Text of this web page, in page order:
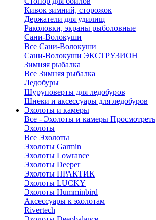
Кивок зимний, сторожок
Держатели для удилищ
Раколовки, экраны рыболовные
Сани-Волокуши
Все Сани-Волокуши
Сани-Волокуши ЭКСТРУЗИОН
Зимняя рыбалка
Все Зимняя рыбалка
Ледобуры
Шуруповерты для ледобуров
Шнеки и аксессуары для ледобуров
Эхолоты и камеры
Все - Эхолоты и камеры Просмотреть
Эхолоты
Все Эхолоты
Эхолоты Garmin
Эхолоты Lowrance
Эхолоты Deeper
Эхолоты ПРАКТИК
Эхолоты LUCKY
Эхолоты Humminbird
Аксессуары к эхолотам
Rivertech